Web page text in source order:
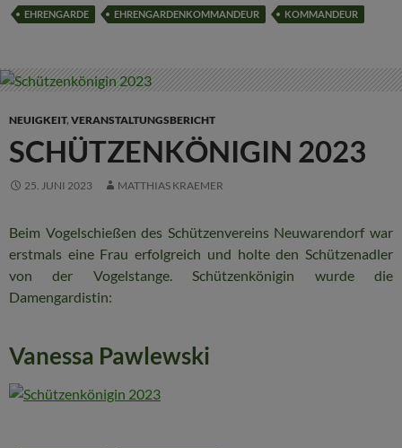
EHRENGARDE EHRENGARDENKOMMANDEUR KOMMANDEUR
NEUIGKEIT, VERANSTALTUNGSBERICHT
SCHÜTZENKÖNIGIN 2023
25. JUNI 2023 MATTHIAS KRAEMER
Beim Vogelschießen des Schützenvereins Neuwarendorf war
erstmals eine Frau erfolgreich und holte den Schützenadler
von der Vogelstange. Schützenkönigin wurde die
Damengardistin:
Vanessa Pawlewski